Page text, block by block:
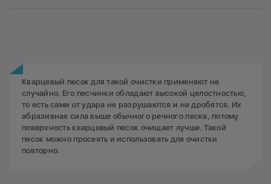
Кварцевый песок для такой очистки применяют не
случайно. Его песчинки обладают высокой целостностью,
то есть сами от удара не разрушаются и не дробятся. Их
абразивная сила выше обычного речного песка, потому
поверхность кварцевый песок очищает лучше. Такой
песок можно просеять и использовать для очистки
повторно.